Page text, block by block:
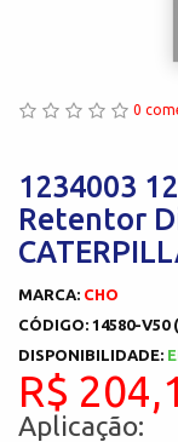
0
1234003
Retentor
MARCA: CHO
CÓDIGO: 14580-V50
DISPONIBILIDADE:
R$
Aplicação: